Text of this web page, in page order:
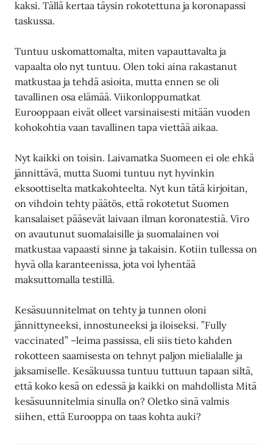
kaksi. Tällä kertaa täysin rokotettuna ja koronapassi
taskussa.
Tuntuu uskomattomalta, miten vapauttavalta ja
vapaalta olo nyt tuntuu. Olen toki aina rakastanut
matkustaa ja tehdä asioita, mutta ennen se oli
tavallinen osa elämää. Viikonloppumatkat
Eurooppaan eivät olleet varsinaisesti mitään vuoden
kohokohtia vaan tavallinen tapa viettää aikaa.
Nyt kaikki on toisin. Laivamatka Suomeen ei ole ehkä
jännittävä, mutta Suomi tuntuu nyt hyvinkin
eksoottiselta matkakohteelta. Nyt kun tätä kirjoitan,
on vihdoin tehty päätös, että rokotetut Suomen
kansalaiset pääsevät laivaan ilman koronatestiä. Viro
on avautunut suomalaisille ja suomalainen voi
matkustaa vapaasti sinne ja takaisin. Kotiin tullessa on
hyvä olla karanteenissa, jota voi lyhentää
maksuttomalla testillä.
Kesäsuunnitelmat on tehty ja tunnen oloni
jännittyneeksi, innostuneeksi ja iloiseksi. ”Fully
vaccinated” –leima passissa, eli siis tieto kahden
rokotteen saamisesta on tehnyt paljon mielialalle ja
jaksamiselle. Kesäkuussa tuntuu tuttuun tapaan siltä,
että koko kesä on edessä ja kaikki on mahdollista Mitä
kesäsuunnitelmia sinulla on? Oletko sinä valmis
siihen, että Eurooppa on taas kohta auki?